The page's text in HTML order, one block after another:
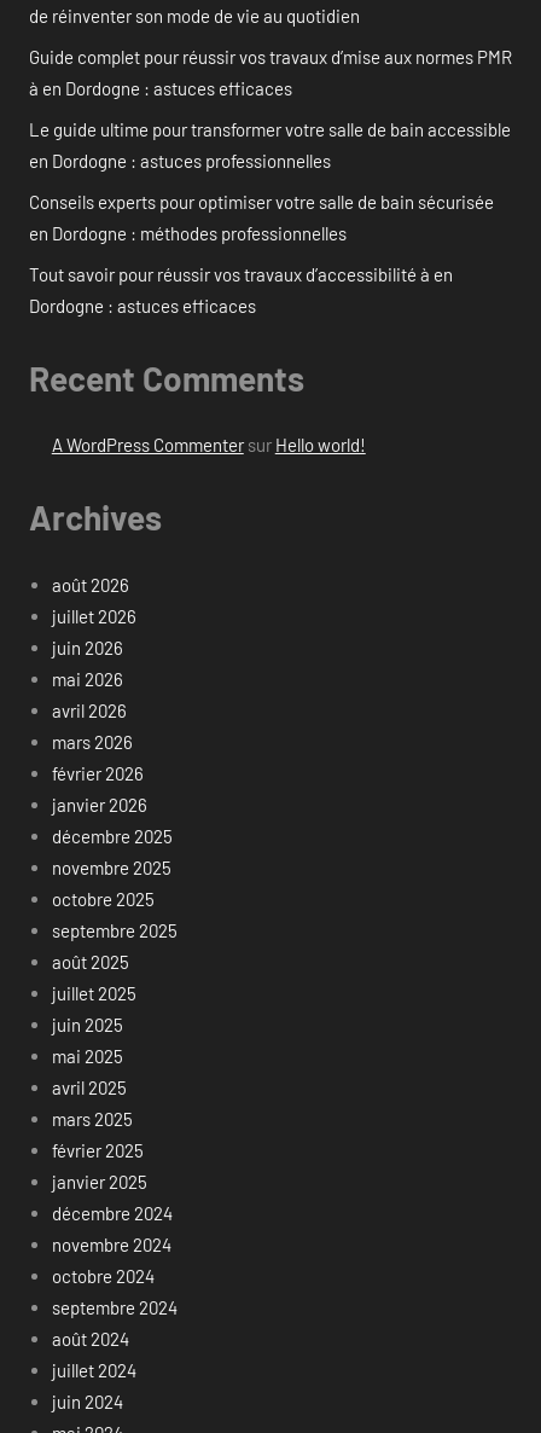
de réinventer son mode de vie au quotidien
Guide complet pour réussir vos travaux d’mise aux normes PMR
à en Dordogne : astuces efficaces
Le guide ultime pour transformer votre salle de bain accessible
en Dordogne : astuces professionnelles
Conseils experts pour optimiser votre salle de bain sécurisée
en Dordogne : méthodes professionnelles
Tout savoir pour réussir vos travaux d’accessibilité à en
Dordogne : astuces efficaces
Recent Comments
A WordPress Commentersur Hello world!
Archives
août 2026
juillet 2026
juin 2026
mai 2026
avril 2026
mars 2026
février 2026
janvier 2026
décembre 2025
novembre 2025
octobre 2025
septembre 2025
août 2025
juillet 2025
juin 2025
mai 2025
avril 2025
mars 2025
février 2025
janvier 2025
décembre 2024
novembre 2024
octobre 2024
septembre 2024
août 2024
juillet 2024
juin 2024